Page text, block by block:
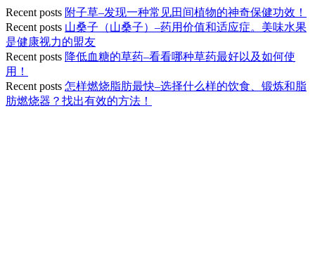
Recent posts 附子草–发现一种常见田间植物的神奇保健功效！
Recent posts 山桑子（山桑子）–药用价值和适应症。美味水果
是健康视力的盟友
Recent posts 降低血糖的草药–看看哪种草药最好以及如何使
用！
Recent posts 怎样燃烧脂肪最快–选择什么样的饮食、锻炼和脂
肪燃烧器？找出有效的方法！